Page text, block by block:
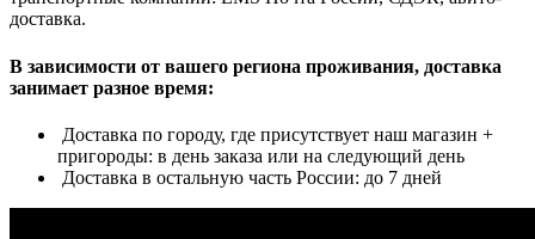
доставка.
В зависимости от вашего региона проживания, доставка
занимает разное время:
Доставка по городу, где присутствует наш магазин +
пригороды: в день заказа или на следующий день
Доставка в остальную часть России: до 7 дней